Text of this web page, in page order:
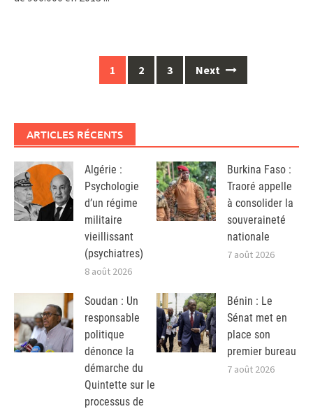
1 2 3 Next
ARTICLES RÉCENTS
Algérie :
Psychologie
d’un régime
militaire
vieillissant
(psychiatres)
8 août 2026
Burkina Faso :
Traoré appelle
à consolider la
souveraineté
nationale
7 août 2026
Soudan : Un
responsable
politique
dénonce la
démarche du
Quintette sur le
processus de
Bénin : Le
Sénat met en
place son
premier bureau
7 août 2026